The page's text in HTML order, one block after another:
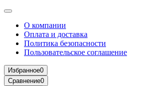
О компании
Оплата и доставка
Политика безопасности
Пользовательское соглашение
Избранное0
Сравнение0